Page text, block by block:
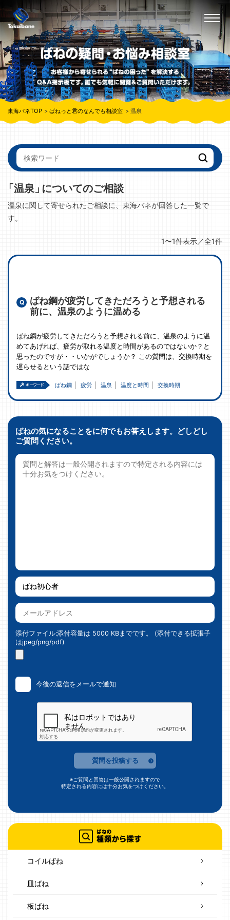
東海バネTOP ばねっと君のなんでも相談室 温泉
「温泉」についてのご相談
温泉に関して寄せられたご相談に、東海バネが回答した一覧で
す。
1〜1件表示／全1件
ばね鋼が疲労してきただろうと予想される
前に、温泉のように温める
ばね鋼が疲労してきただろうと予想される前に、温泉のように温
めてあげれば、疲労が取れる温度と時間があるのではないか？と
思ったのですが・・いかがでしょうか？ この質問は、交換時期を
遅らせるという話ではな
ばね鋼 疲労 温泉 温度と時間 交換時期
ばねの気になることをに何でもお答えします。どしどし
ご質問ください。
添付ファイル:添付容量は 5000 KBまでです。 (添付できる拡張子
はjpeg/png/pdf)
今後の返信をメールで通知
質問を投稿する
※ご質問と回答は一般公開されますので
特定される内容には十分お気をつけください。
コイルばね
皿ばね
板ばね